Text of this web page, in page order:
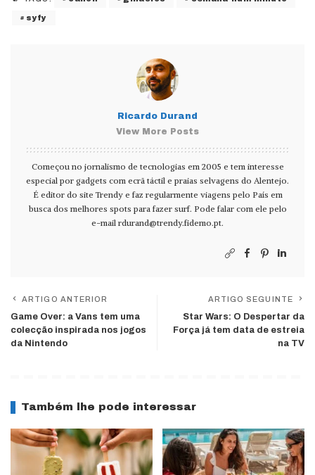
syfy
Ricardo Durand
View More Posts
Começou no jornalismo de tecnologias em 2005 e tem interesse
especial por gadgets com ecrã táctil e praias selvagens do Alentejo.
É editor do site Trendy e faz regularmente viagens pelo País em
busca dos melhores spots para fazer surf. Pode falar com ele pelo
e-mail rdurand@trendy.fidemo.pt.
ARTIGO ANTERIOR
Game Over: a Vans tem uma
colecção inspirada nos jogos
da Nintendo
ARTIGO SEGUINTE
Star Wars: O Despertar da
Força já tem data de estreia
na TV
Também lhe pode interessar